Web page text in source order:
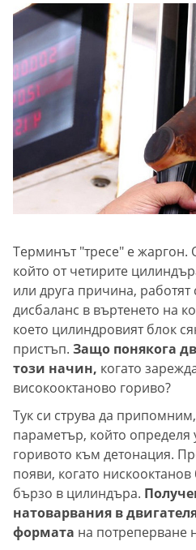
Терминът "тресе" е жаргон.
който от четирите
или друга причина,
дисбаланс в въртенето на
което цилиндровият блок
пристъп. Защо понякога
този начин, когато
високооктаново гориво?
Тук си струва да
параметър, който определя
горивото към детонация.
появи, когато
бързо в цилиндъра.
натоварвания в
формата на потреперване